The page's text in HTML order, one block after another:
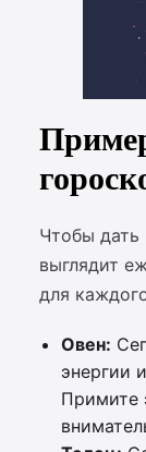
Чтобы дать
выглядит
для
Овен:
энергии
Примите